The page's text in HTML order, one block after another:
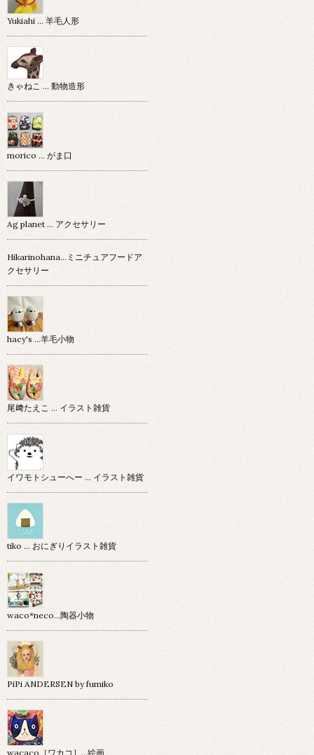
Yukiahi … 羊毛人形
きゃねこ … 動物造形
morico … がま口
Ag planet … アクセサリー
Hikarinohana…ミニチュアフードア
クセサリー
hacy's …羊毛小物
尾﨑たえこ … イラスト雑貨
イワモトシューへー … イラスト雑貨
tiko … おにぎりイラスト雑貨
waco*neco...陶器小物
PiPi ANDERSEN by fumiko
wacaco［ワカコ］…絵画